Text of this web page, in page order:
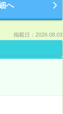
へ
掲載日：2026.08.03